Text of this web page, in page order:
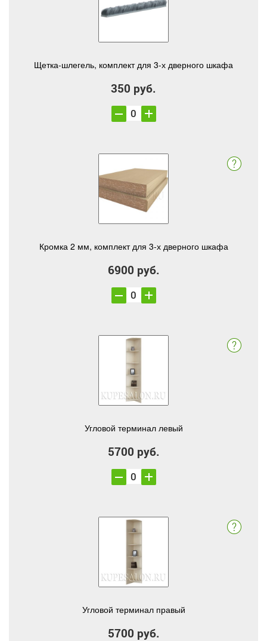
Щетка-шлегель, комплект для 3-х дверного шкафа
350 руб.
Кромка 2 мм, комплект для 3-х дверного шкафа
6900 руб.
Угловой терминал левый
5700 руб.
Угловой терминал правый
5700 руб.